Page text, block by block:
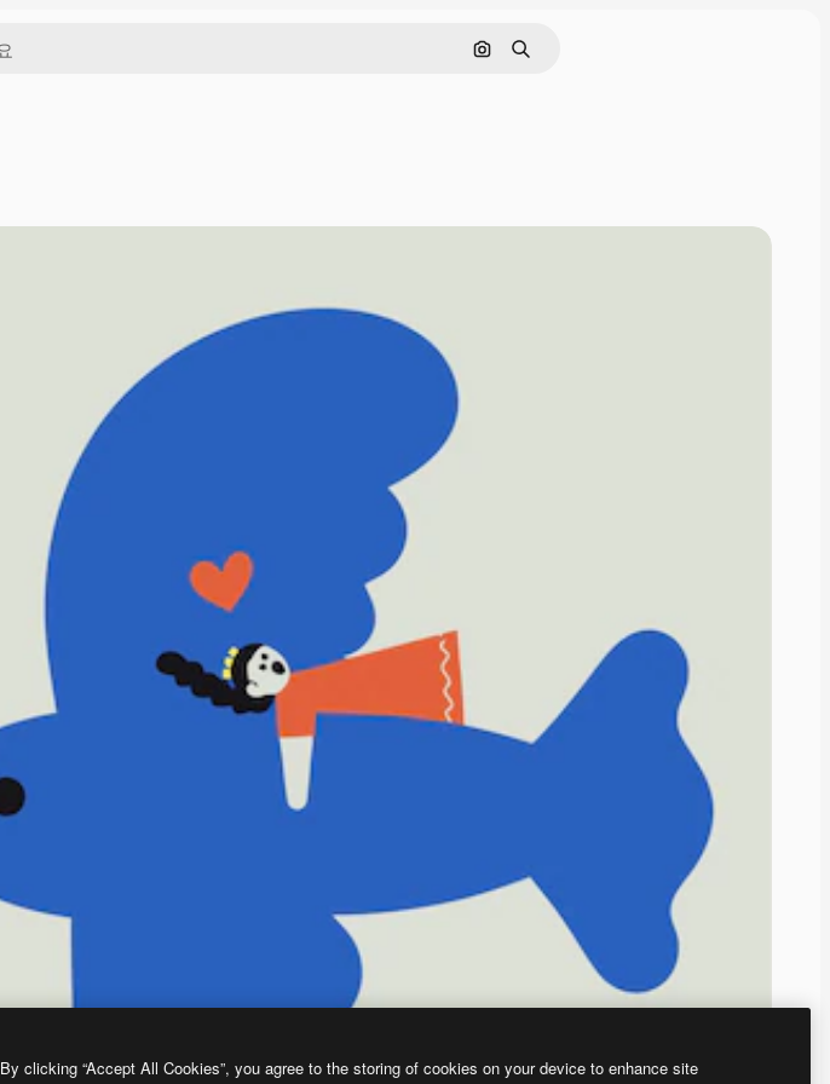
이미지로 검색
검색
By clicking “Accept All Cookies”, you agree to the storing of cookies on your device to enhance site